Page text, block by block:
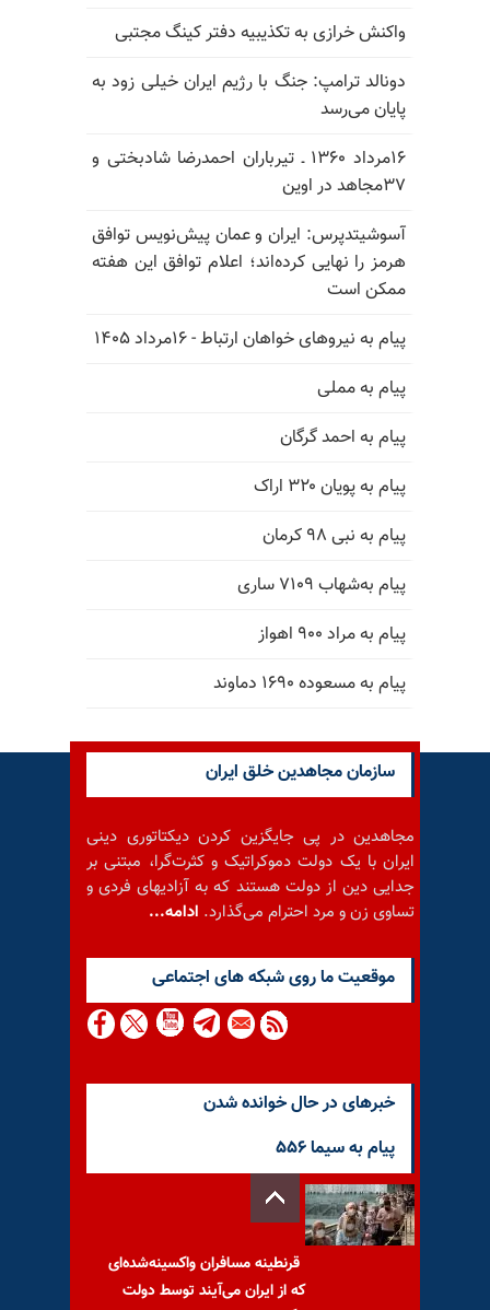
واکنش خرازی به تکذیبیه دفتر کینگ مجتبی
دونالد ترامپ: جنگ با رژیم ایران خیلی زود به
پایان می‌رسد
۱۶مرداد ۱۳۶۰ ـ تیرباران احمدرضا شادبختی و
۳۷مجاهد در اوین
آسوشیتدپرس: ایران و عمان پیش‌نویس توافق
هرمز را نهایی کرده‌اند؛ اعلام توافق این هفته
ممکن است
پیام به نیروهای خواهان ارتباط - ۱۶مرداد ۱۴۰۵
پیام به مملی
پیام به احمد گرگان
پیام به پویان ۳۲۰ اراک
پیام به نبی ۹۸ کرمان
پیام به‌شهاب ۷۱۰۹ ساری
پیام به مراد ۹۰۰ اهواز
پیام به مسعوده ۱۶۹۰ دماوند
سازمان مجاهدین خلق ایران
مجاهدین در پی جایگزین کردن دیکتاتوری دینی
ایران با یک دولت دموکراتیک و کثرت‌گرا، مبتنی بر
جدایی دین از دولت هستند که به آزادیهای فردی و
تساوی زن و مرد احترام می‌گذارد. ادامه...
موقعيت ما روى شبكه هاى اجتماعى
خبرهای در حال خوانده شدن
پیام به سیما ۵۵۶
قرنطینه مسافران واکسینه‌شده‌ای
که از ایران می‌آیند توسط دولت